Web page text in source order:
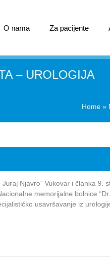
O nama Za pacijente
– UROLOGIJA
Home »
Njavro” Vukovar i članka 9.
memorijalne bolnice
usavršavanje iz